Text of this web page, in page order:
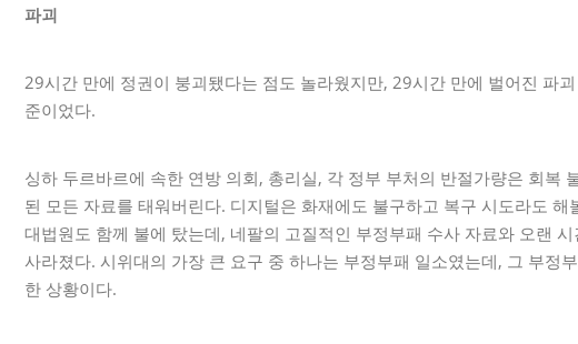
파괴
29시간 만에 정권이 붕괴됐다는 점도 놀라웠지만, 29시간 만에 벌어진 파
준이었다.
싱하 두르바르에 속한 연방 의회, 총리실, 각 정부 부처의 반절가량은 회복
된 모든 자료를 태워버린다. 디지털은 화재에도 불구하고 복구 시도라도
대법원도 함께 불에 탔는데, 네팔의 고질적인 부정부패 수사 자료와 오랜
사라졌다. 시위대의 가장 큰 요구 중 하나는 부정부패 일소였는데, 그 부정
한 상황이다.